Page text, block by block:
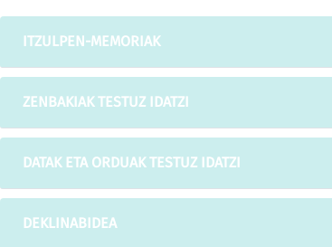
ITZULPEN-MEMORIAK
ZENBAKIAK TESTUZ IDATZI
DATAK ETA ORDUAK TESTUZ IDATZI
DEKLINABIDEA